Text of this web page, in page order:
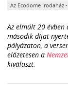
Az Ecodome Irodaház
Az elmúlt 20
második díjat
pályázaton, a
előzetesen a
kiválaszt.